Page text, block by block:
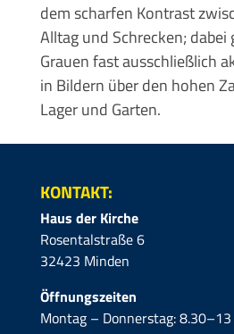
dem scharfen Kontrast
Alltag und Schrecken; dabei
Grauen fast ausschließlich
in Bildern über den hohen
Lager und Garten.
KONTAKT:
Haus der Kirche
Rosentalstraße 6
32423 Minden
Öffnungszeiten
Montag – Donnerstag: